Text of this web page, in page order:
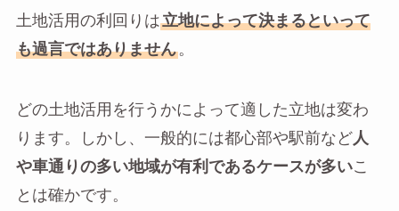
土地活用の利回りは立地によって決まるといって
も過言ではありません。
どの土地活用を行うかによって適した立地は変わ
ります。しかし、一般的には都心部や駅前など人
や車通りの多い地域が有利であるケースが多いこ
とは確かです。